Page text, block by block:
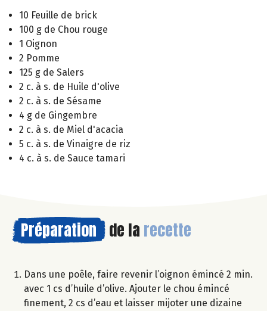
10 Feuille de brick
100 g de Chou rouge
1 Oignon
2 Pomme
125 g de Salers
2 c. à s. de Huile d'olive
2 c. à s. de Sésame
4 g de Gingembre
2 c. à s. de Miel d'acacia
5 c. à s. de Vinaigre de riz
4 c. à s. de Sauce tamari
Préparation de la recette
Dans une poêle, faire revenir l’oignon émincé 2 min.
avec 1 cs d’huile d’olive. Ajouter le chou émincé
finement, 2 cs d’eau et laisser mijoter une dizaine